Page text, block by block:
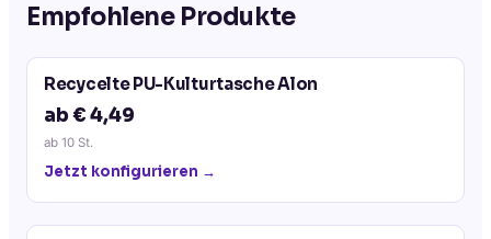
Empfohlene Produkte
Recycelte PU-Kulturtasche Alon
ab € 4,49
ab 10 St.
Jetzt konfigurieren →